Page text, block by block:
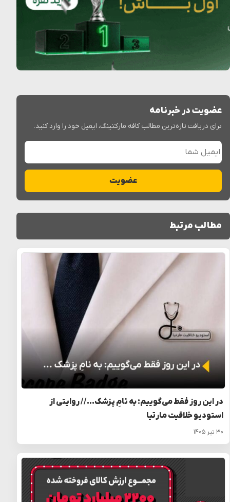
عضویت در خبرنامه
برای دریافت تازه‌ترین مطالب کافه مارکتینگ، ایمیل خود را وارد کنید.
ایمیل شما
عضویت
مطالب مرتبط
در این روز فقط می‌گوییم: به نامِ پزشک… // روایتی از
استودیو خلاقیت مارتیا
۳۰ تیر ۱۴۰۵